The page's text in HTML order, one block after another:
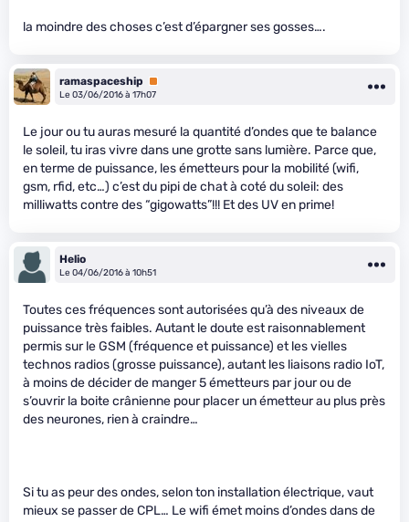
la moindre des choses c’est d’épargner ses gosses….
ramaspaceship
Premium
Le 03/06/2016 à 17h07
Le jour ou tu auras mesuré la quantité d’ondes que te balance
le soleil, tu iras vivre dans une grotte sans lumière. Parce que,
en terme de puissance, les émetteurs pour la mobilité (wifi,
gsm, rfid, etc…) c’est du pipi de chat à coté du soleil: des
milliwatts contre des “gigowatts”!!! Et des UV en prime!
Helio
Le 04/06/2016 à 10h51
Toutes ces fréquences sont autorisées qu’à des niveaux de
puissance très faibles. Autant le doute est raisonnablement
permis sur le GSM (fréquence et puissance) et les vielles
technos radios (grosse puissance), autant les liaisons radio IoT,
à moins de décider de manger 5 émetteurs par jour ou de
s’ouvrir la boite crânienne pour placer un émetteur au plus près
des neurones, rien à craindre…
Si tu as peur des ondes, selon ton installation électrique, vaut
mieux se passer de CPL… Le wifi émet moins d’ondes dans de